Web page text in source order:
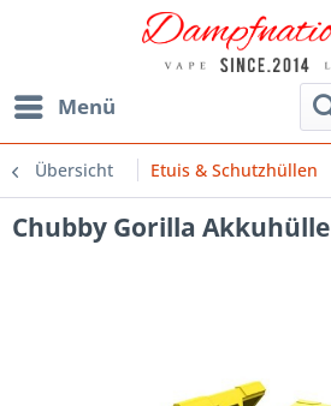
Menü
Übersicht Etuis & Schutzhüllen
Chubby Gorilla